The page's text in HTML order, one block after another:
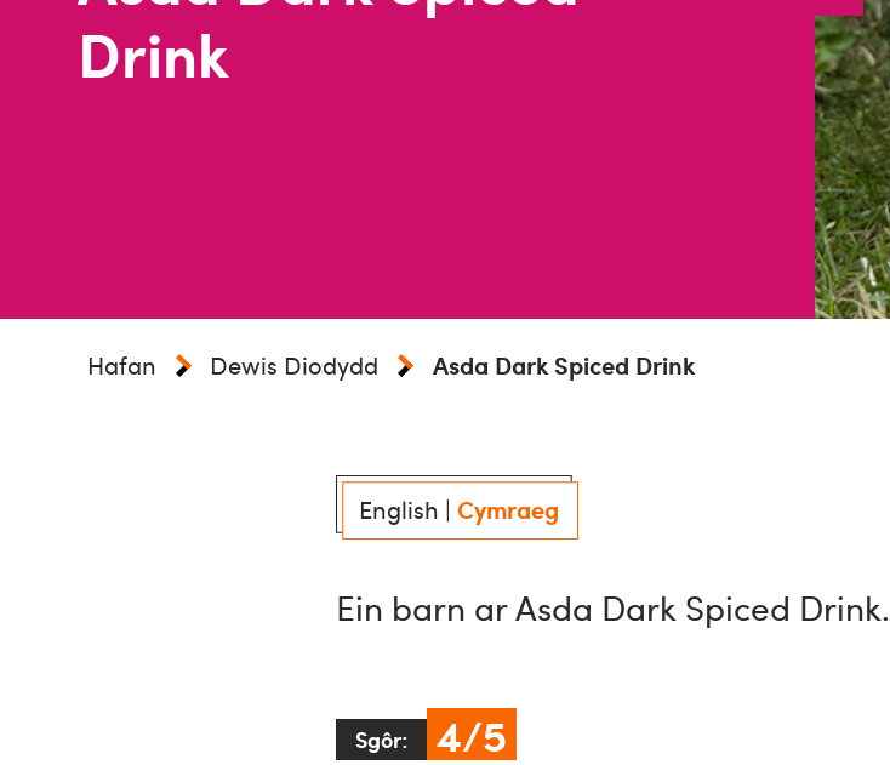
Drink
Hafan Dewis Diodydd Asda Dark Spiced Drink
English |Cymraeg
Ein barn ar Asda Dark Spiced Drink.
Sgôr: 4/5